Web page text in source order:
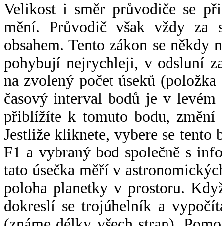
Velikost i směr průvodiče se
mění. Průvodič však vždy za
obsahem. Tento zákon se někdy
pohybují nejrychleji, v odsluní
na zvolený počet úseků
časový interval bodů je v
přiblížíte k tomuto bodu,
Jestliže kliknete, vybere se tento
F1 a vybraný bod společně s
tato úsečka měří v
poloha planetky v prostoru.
dokreslí se trojúhelník a